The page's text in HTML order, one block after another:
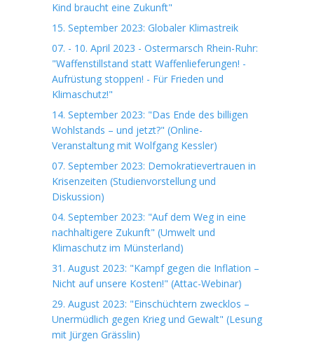
Kind braucht eine Zukunft"
15. September 2023: Globaler Klimastreik
07. - 10. April 2023 - Ostermarsch Rhein-Ruhr:
"Waffenstillstand statt Waffenlieferungen! -
Aufrüstung stoppen! - Für Frieden und
Klimaschutz!"
14. September 2023: "Das Ende des billigen
Wohlstands – und jetzt?" (Online-
Veranstaltung mit Wolfgang Kessler)
07. September 2023: Demokratievertrauen in
Krisenzeiten (Studienvorstellung und
Diskussion)
04. September 2023: "Auf dem Weg in eine
nachhaltigere Zukunft" (Umwelt und
Klimaschutz im Münsterland)
31. August 2023: "Kampf gegen die Inflation –
Nicht auf unsere Kosten!" (Attac-Webinar)
29. August 2023: "Einschüchtern zwecklos –
Unermüdlich gegen Krieg und Gewalt" (Lesung
mit Jürgen Grässlin)